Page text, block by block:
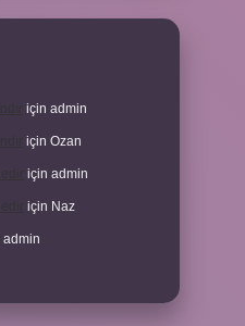
için admin
için Ozan
için admin
için Naz
admin